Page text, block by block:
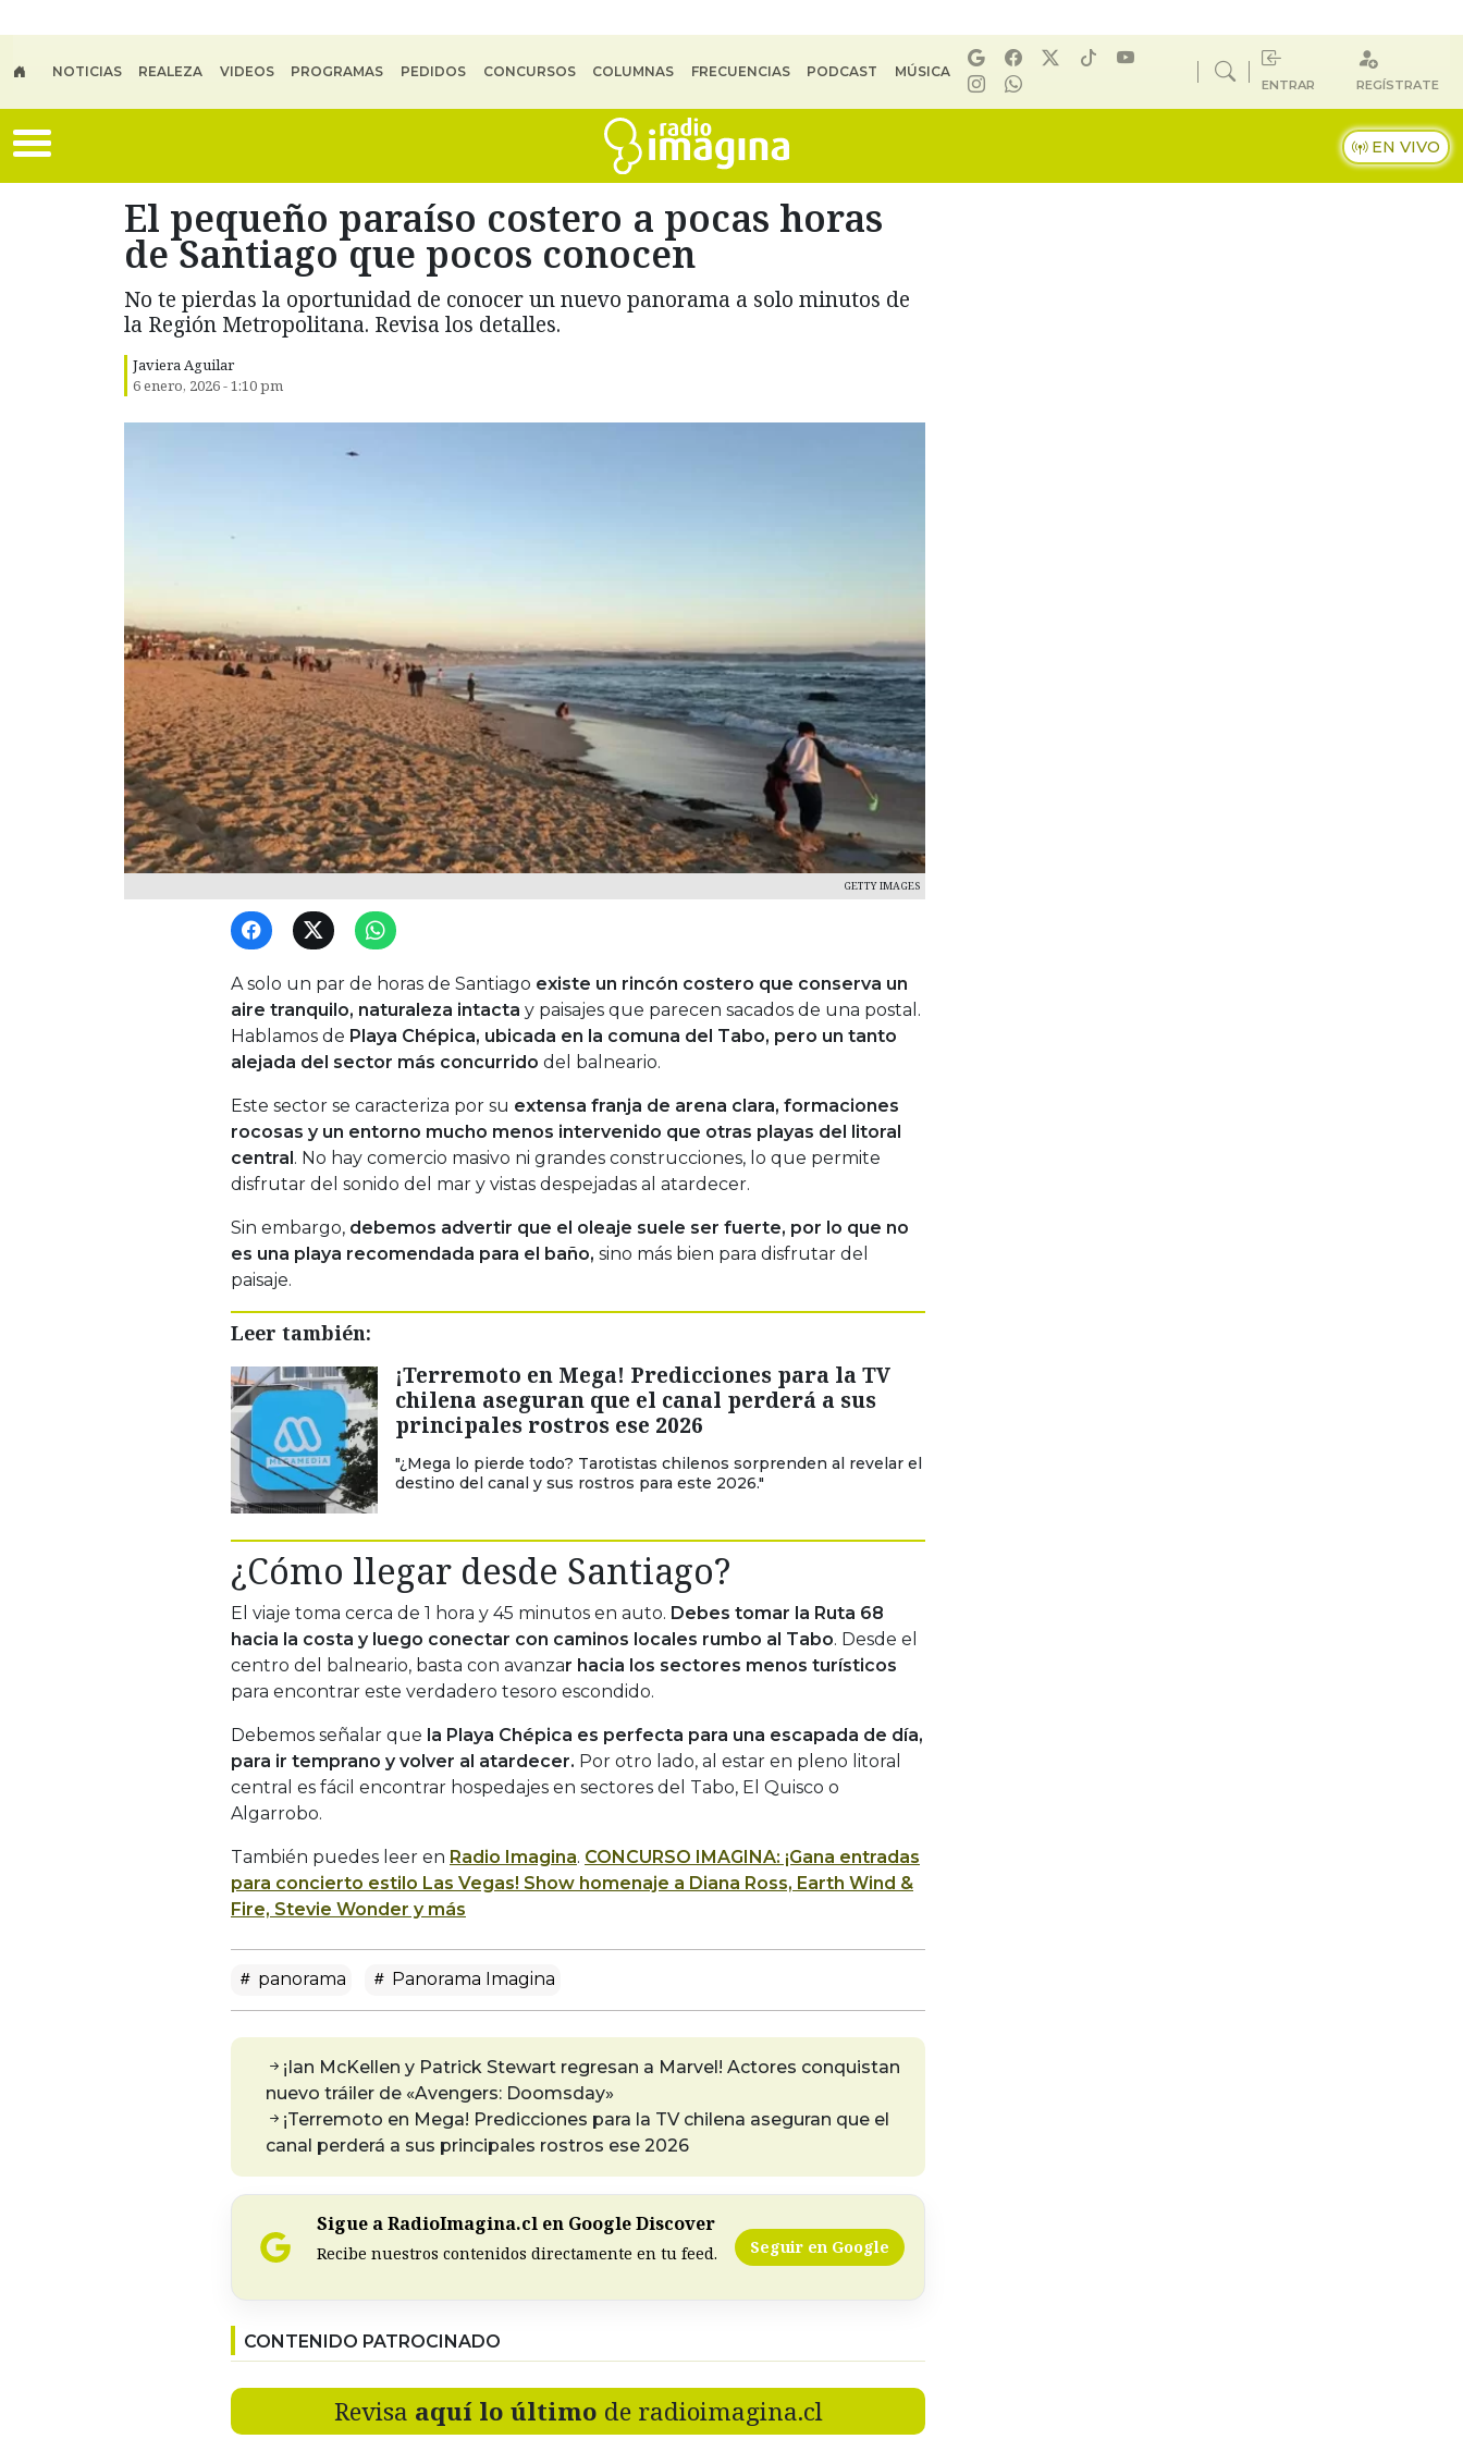
NOTICIAS REALEZA VIDEOS PROGRAMAS PEDIDOS CONCURSOS COLUMNAS FRECUENCIAS PODCAST MÚSICA
ENTRAR REGÍSTRATE
EN VIVO
El pequeño paraíso costero a pocas horas
de Santiago que pocos conocen
No te pierdas la oportunidad de conocer un nuevo panorama a solo minutos de
la Región Metropolitana. Revisa los detalles.
Javiera Aguilar
6 enero, 2026 - 1:10 pm
GETTY IMAGES
A solo un par de horas de Santiago existe un rincón costero que conserva un
aire tranquilo, naturaleza intacta y paisajes que parecen sacados de una postal.
Hablamos de Playa Chépica, ubicada en la comuna del Tabo, pero un tanto
alejada del sector más concurrido del balneario.
Este sector se caracteriza por su extensa franja de arena clara, formaciones
rocosas y un entorno mucho menos intervenido que otras playas del litoral
central. No hay comercio masivo ni grandes construcciones, lo que permite
disfrutar del sonido del mar y vistas despejadas al atardecer.
Sin embargo, debemos advertir que el oleaje suele ser fuerte, por lo que no
es una playa recomendada para el baño, sino más bien para disfrutar del
paisaje.
Leer también:
¡Terremoto en Mega! Predicciones para la TV
chilena aseguran que el canal perderá a sus
principales rostros ese 2026
"¿Mega lo pierde todo? Tarotistas chilenos sorprenden al revelar el
destino del canal y sus rostros para este 2026."
¿Cómo llegar desde Santiago?
El viaje toma cerca de 1 hora y 45 minutos en auto. Debes tomar la Ruta 68
hacia la costa y luego conectar con caminos locales rumbo al Tabo. Desde el
centro del balneario, basta con avanzar hacia los sectores menos turísticos
para encontrar este verdadero tesoro escondido.
Debemos señalar que la Playa Chépica es perfecta para una escapada de día,
para ir temprano y volver al atardecer. Por otro lado, al estar en pleno litoral
central es fácil encontrar hospedajes en sectores del Tabo, El Quisco o
Algarrobo.
También puedes leer en Radio Imagina. CONCURSO IMAGINA: ¡Gana entradas
para concierto estilo Las Vegas! Show homenaje a Diana Ross, Earth Wind &
Fire, Stevie Wonder y más
panorama Panorama Imagina
¡Ian McKellen y Patrick Stewart regresan a Marvel! Actores conquistan
nuevo tráiler de «Avengers: Doomsday»
¡Terremoto en Mega! Predicciones para la TV chilena aseguran que el
canal perderá a sus principales rostros ese 2026
Sigue a RadioImagina.cl en Google Discover
Recibe nuestros contenidos directamente en tu feed. Seguir en Google
CONTENIDO PATROCINADO
Revisa aquí lo último de radioimagina.cl